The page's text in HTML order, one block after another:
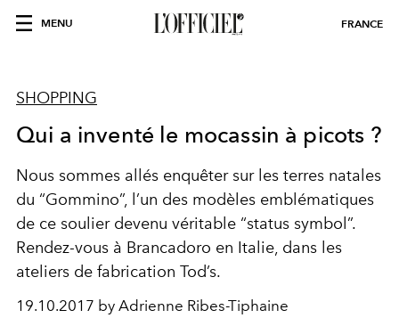
MENU FRANCE
SHOPPING
Qui a inventé le mocassin à picots ?
Nous sommes allés enquêter sur les terres natales
du “Gommino”, l’un des modèles emblématiques
de ce soulier devenu véritable “status symbol”.
Rendez-vous à Brancadoro en Italie, dans les
ateliers de fabrication Tod’s.
19.10.2017 by Adrienne Ribes-Tiphaine